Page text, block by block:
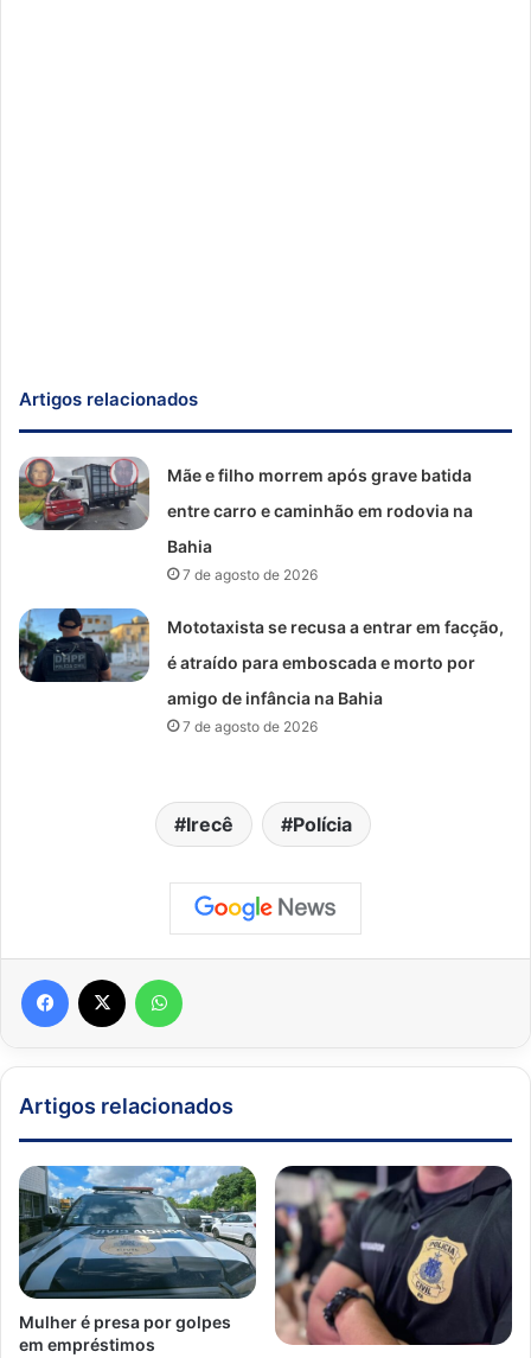
Artigos relacionados
Mãe e filho morrem após grave batida
entre carro e caminhão em rodovia na
Bahia
7 de agosto de 2026
Mototaxista se recusa a entrar em facção,
é atraído para emboscada e morto por
amigo de infância na Bahia
7 de agosto de 2026
Irecê Polícia
Artigos relacionados
Mulher é presa por golpes
em empréstimos